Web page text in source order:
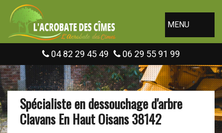
MENU
04 82 29 45 49 06 29 55 91 99
Spécialiste en dessouchage d'arbre
Clavans En Haut Oisans 38142